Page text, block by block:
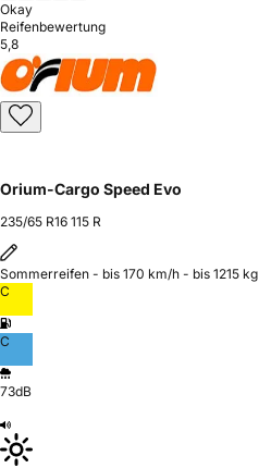
Okay
Reifenbewertung
5,8
Orium-Cargo Speed Evo
235/65 R16 115 R
Sommerreifen - bis 170 km/h - bis 1215 kg
C
C
73dB